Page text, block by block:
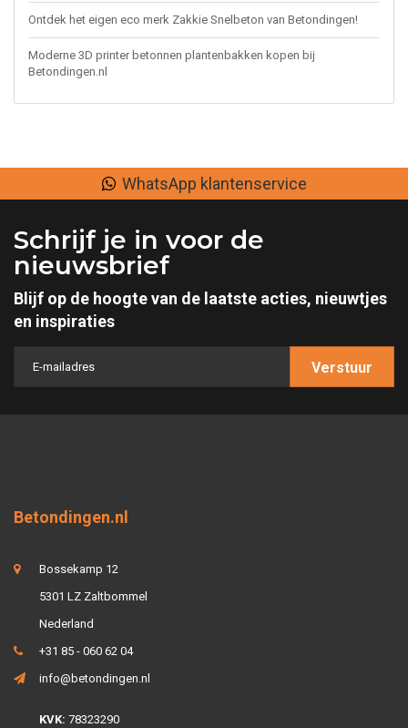
Ontdek het eigen eco merk Zakkie Snelbeton van Betondingen!
Moderne 3D printer betonnen plantenbakken kopen bij
Betondingen.nl
WhatsApp klantenservice
Schrijf je in voor de
nieuwsbrief
Blijf op de hoogte van de laatste acties, nieuwtjes
en inspiraties
Verstuur
Betondingen.nl
Bossekamp 12
5301 LZ Zaltbommel
Nederland
+31 85 - 060 62 04
info@betondingen.nl
KVK: 78323290